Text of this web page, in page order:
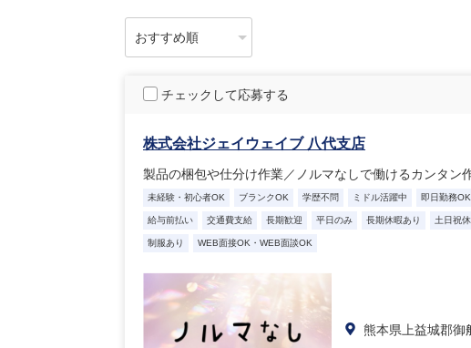
チェックして応募する
株式会社ジェイウェイブ 八代支店
製品の梱包や仕分け作業／ノルマなしで働けるカンタン
未経験・初心者OK ブランクOK 学歴不問 ミドル活躍中 即日勤務OK
給与前払い 交通費支給 長期歓迎 平日のみ 長期休暇あり 土日祝
制服あり WEB面接OK・WEB面談OK
熊本県上益城郡御